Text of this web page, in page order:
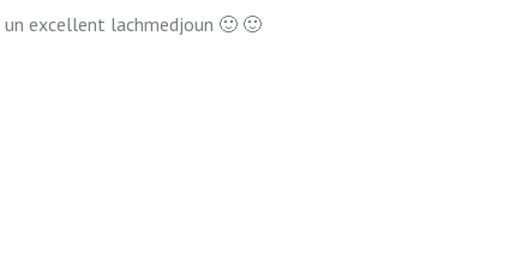
un excellent lachmedjoun 🙂 🙂